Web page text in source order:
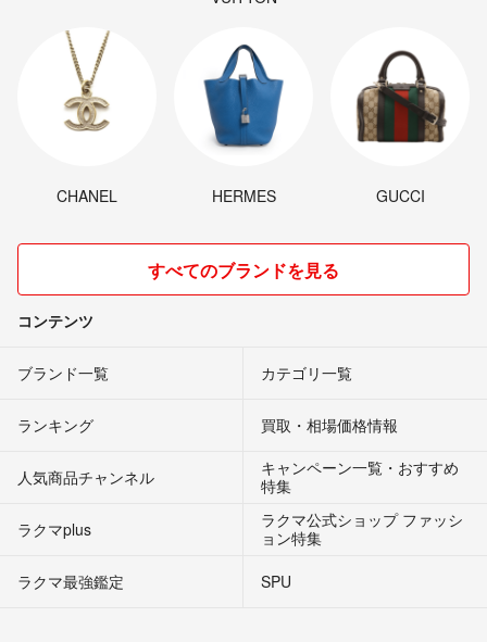
★自宅保管です。
細部にこだわる方のご購入がご遠慮ください。
発送前できるだけ綺麗な状態にした上、アルコール消毒作業しておりま
トラブルを避ける為、細部までこだわりのある方、神経質な方はご購入
以上ご理解の上、お探しの方はお早めに検討お願い致しますm(_ _)mこ
ご不明な点があれば、お気軽にお声掛けください。
気持ちの良い取引ができるよう心掛けますので、よろしくお願いしま
す。
CHANEL HERMES GUCCI
すべてのブランドを見る
コンテンツ
ブランド一覧 カテゴリ一覧
ランキング 買取・相場価格情報
人気商品チャンネル
キャンペーン一覧・おすすめ
特集
ラクマplus
ラクマ公式ショップ ファッシ
ョン特集
ラクマ最強鑑定
SPU